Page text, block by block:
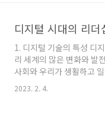
1. 디지털 기술의 특성 디
리 세계의 많은 변화와 발
사회와 우리가 생활하고
상당히 중요한 역할을 하고
가장 중요한 측면은 디지털
2023. 2. 4.